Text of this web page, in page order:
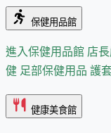
保健用品館
進入保健用品館 店
健 足部保健用品 護
健康美食館